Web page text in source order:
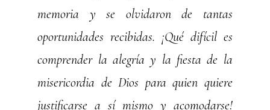
memoria y se olvidaron de tantas
oportunidades recibidas. ¡Qué difícil es
comprender la alegría y la fiesta de la
misericordia de Dios para quien quiere
justificarse a sí mismo y acomodarse!